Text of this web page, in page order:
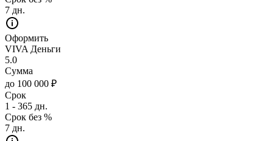
7 дн.
Оформить
VIVA Деньги
5.0
Сумма
до 100 000 ₽
Срок
1 - 365 дн.
Срок без %
7 дн.